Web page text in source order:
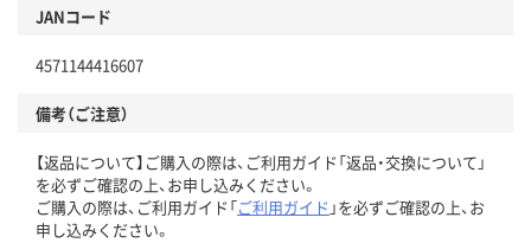
JANコード
4571144416607
備考（ご注意）
【返品について】ご購入の際は、ご利用ガイド「返品・交換について」
を必ずご確認の上、お申し込みください。
ご購入の際は、ご利用ガイド「ご利用ガイド 」を必ずご確認の上、お
申し込みください。